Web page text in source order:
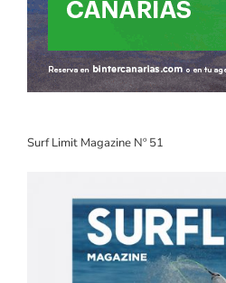
Surf Limit Magazine Nº 51